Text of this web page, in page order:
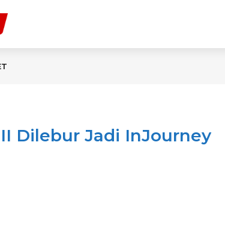
Dilebur Jadi InJourney